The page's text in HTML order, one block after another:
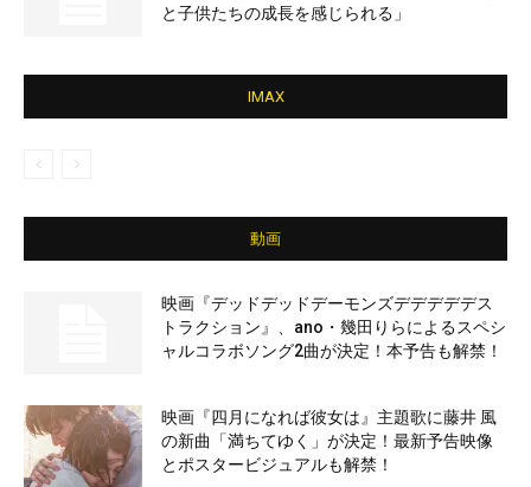
と子供たちの成長を感じられる」
IMAX
動画
映画『デッドデッドデーモンズデデデデデス
トラクション』、ano・幾田りらによるスペシ
ャルコラボソング2曲が決定！本予告も解禁！
映画『四月になれば彼女は』主題歌に藤井 風
の新曲「満ちてゆく」が決定！最新予告映像
とポスタービジュアルも解禁！